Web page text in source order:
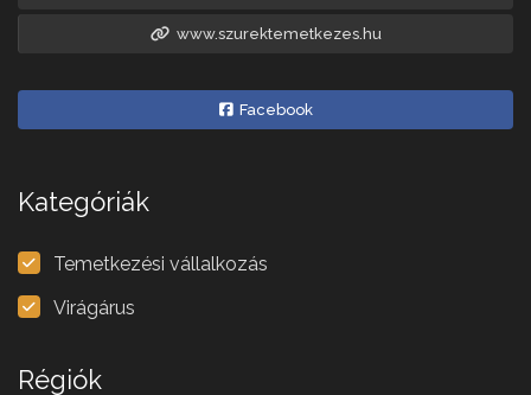
www.szurektemetkezes.hu
Facebook
Kategóriák
Temetkezési vállalkozás
Virágárus
Régiók